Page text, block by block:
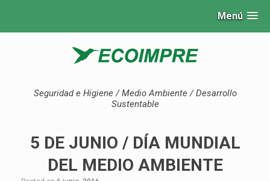
Menú
Seguridad e Higiene / Medio Ambiente / Desarrollo
Sustentable
5 DE JUNIO / DÍA MUNDIAL
DEL MEDIO AMBIENTE